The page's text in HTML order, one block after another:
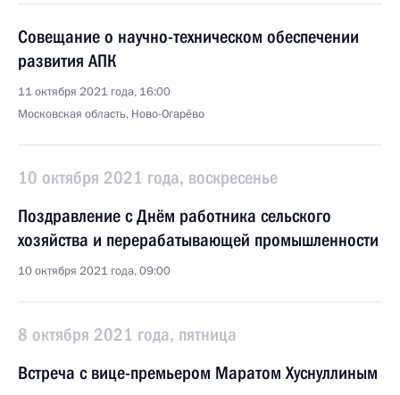
Совещание о научно-техническом обеспечении
развития АПК
11 октября 2021 года, 16:00
Московская область, Ново-Огарёво
10 октября 2021 года, воскресенье
Поздравление с Днём работника сельского
хозяйства и перерабатывающей промышленности
10 октября 2021 года, 09:00
8 октября 2021 года, пятница
Встреча с вице-премьером Маратом Хуснуллиным